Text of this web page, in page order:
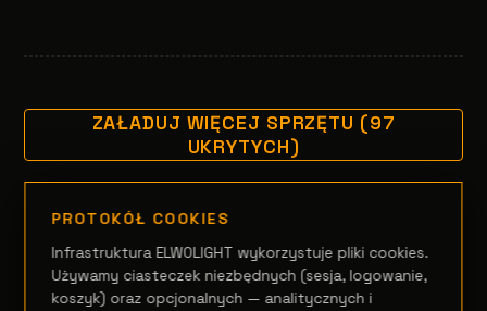
ZAŁADUJ WIĘCEJ SPRZĘTU (97
UKRYTYCH)
PROTOKÓŁ COOKIES
Infrastruktura ELWOLIGHT wykorzystuje pliki cookies.
Używamy ciasteczek niezbędnych (sesja, logowanie,
koszyk) oraz opcjonalnych — analitycznych i